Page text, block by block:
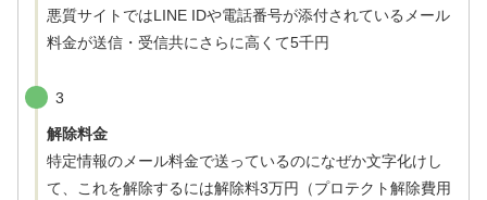
悪質サイトではLINE IDや電話番号が添付されているメール
料金が送信・受信共にさらに高くて5千円
3
解除料金
特定情報のメール料金で送っているのになぜか文字化けし
て、これを解除するには解除料3万円（プロテクト解除費用